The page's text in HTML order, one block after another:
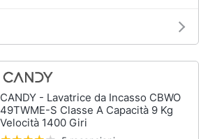
CANDY - Lavatrice da Incasso CBWO
49TWME-S Classe A Capacità 9 Kg
Velocità 1400 Giri